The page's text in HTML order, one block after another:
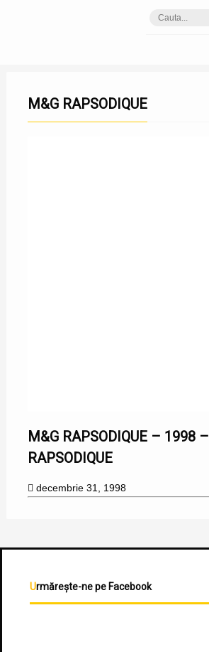
M&G RAPSODIQUE
M&G RAPSODIQUE – 1998 –
RAPSODIQUE
decembrie 31, 1998
Urmărește-ne pe Facebook